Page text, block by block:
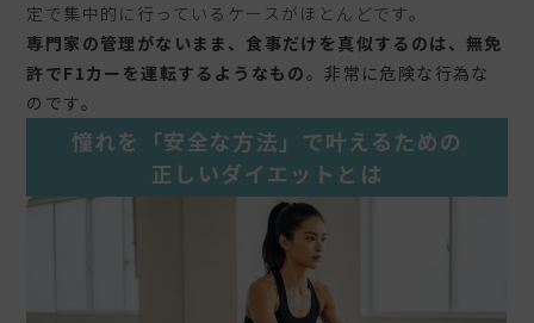
定で集中的に行っているケースがほとんどです。
専門家の管理がないまま、食事だけを真似するのは、無免
許でF1カーを運転するようなもの。非常に危険な行為な
のです。
憧れを「安全な方法」で叶えるための
正しいダイエットとは